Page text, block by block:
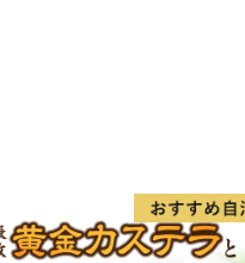
の穀倉地帯である坂井平
(同市丸岡町はコシヒカリ